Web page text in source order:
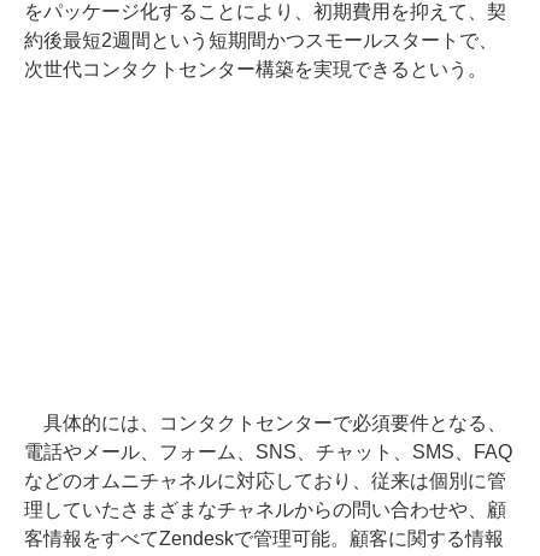
をパッケージ化することにより、初期費用を抑えて、契
約後最短2週間という短期間かつスモールスタートで、
次世代コンタクトセンター構築を実現できるという。
具体的には、コンタクトセンターで必須要件となる、
電話やメール、フォーム、SNS、チャット、SMS、FAQ
などのオムニチャネルに対応しており、従来は個別に管
理していたさまざまなチャネルからの問い合わせや、顧
客情報をすべてZendeskで管理可能。顧客に関する情報